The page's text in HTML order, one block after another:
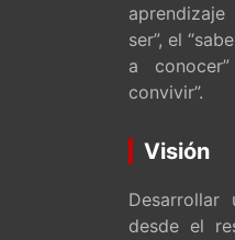
ser”, el
a
convivir”.
Visión
Desarrollar
desde el